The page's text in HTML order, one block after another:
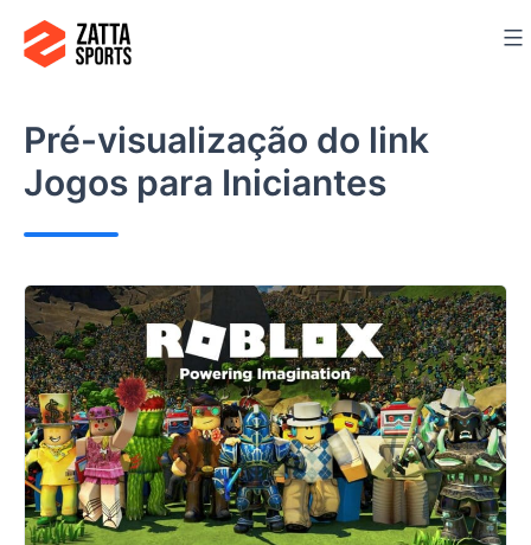
para
conteúdo
Pré-visualização do link
Jogos para Iniciantes